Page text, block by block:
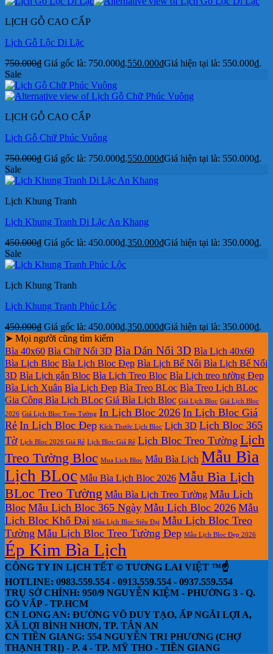
LỊCH GỖ CAO CẤP
Lịch Gỗ Lộc Di Lặc
750.000₫ Giá gốc là: 750.000₫.550.000₫Giá hiện tại là: 550.000₫.
Sale
LỊCH GỖ CAO CẤP
Lịch Gỗ Chữ Phúc Vuông
750.000₫ Giá gốc là: 750.000₫.550.000₫Giá hiện tại là: 550.000₫.
Sale
Lịch Khung Tranh
Lịch Khung Tranh Di Lặc An Khang
450.000₫ Giá gốc là: 450.000₫.350.000₫Giá hiện tại là: 350.000₫.
Sale
Lịch Khung Tranh
Lịch Khung Tranh Phúc Lộc
450.000₫ Giá gốc là: 450.000₫.350.000₫Giá hiện tại là: 350.000₫.
➤ Mọi người cũng tìm kiếm
Bìa 40x60 Bìa Chữ Nổi 3D Bìa Dán Nổi 3D Bìa Lịch 40x60
Bìa Lịch Bloc Bìa Lịch Bloc Đẹp Bìa Lịch Bế Nổi Bìa Lịch Bế Nổi
3D Bìa Lịch gắn Bloc Bìa Lịch Treo Bloc Bìa Lịch treo tường Đẹp
Bìa Lịch Xuân Bìa Lịch Đẹp Bìa Treo BLoc Bìa Treo Lịch BLoc
Gia Công Bìa Lịch BLoc Giá Bìa Lịch Bloc Giá Lịch Bloc Giá Lịch Bloc
2026 Giá Lịch Bloc Treo Tường In Lịch Bloc 2026 In Lịch Bloc Giá
Rẻ In Lịch Bloc Đẹp Kích Thước Lịch Bloc Lịch 3D Lịch Bloc 365
Tờ Lịch Bloc 2026 Giá Rẻ Lịch Bloc Giá Rẻ Lịch Bloc Treo Tường Lịch
Treo Tường Bloc Mua Lich Bloc Mẫu Bìa Lịch Mẫu Bìa
Lịch BLoc Mẫu Bìa Lịch Bloc 2026 Mẫu Bìa Lịch
BLoc Treo Tường Mẫu Bìa Lịch Treo Tường Mẫu Lịch
Bloc Mẫu Lịch Bloc 365 Ngày Mẫu Lịch Bloc 2026 Mẫu
Lịch Bloc Khổ Đại Mẫu Lịch Bloc Siêu Đại Mẫu Lịch Bloc Treo
Tường Mẫu Lịch Bloc Treo Tường Đẹp Mẫu Lịch Bloc Đẹp 2026
Ép Kim Bìa Lịch
CÔNG TY IN LỊCH TẾT © TƯƠNG LAI VIỆT ™☝️
HOTLINE: 0983.559.554 - 0913.559.554 - 0937.559.554
TRỤ SỞ CHÍNH: 950/9 NGUYỄN KIỆM - PHƯỜNG 3 - Q.
GÒ VẤP - TP.HCM
CN LONG AN: ĐƯỜNG VÕ DUY TẠO, ẤP NGÃI LỢI A,
XÃ LỢI BÌNH NHƠN, TP. TÂN AN
CN TIỀN GIANG: 554 NGUYỄN TRI PHƯƠNG (CHỢ
THẠNH TRỊ) - P. 4 - TP. MỸ THO - TIỀN GIANG